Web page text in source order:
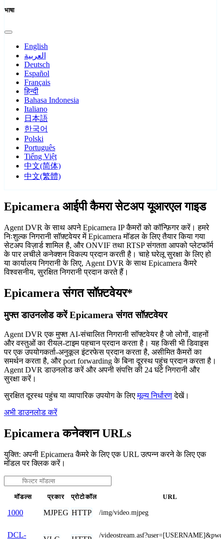
भाषा
English
العربية
Deutsch
Español
Français
हिन्दी
Bahasa Indonesia
Italiano
日本語
한국어
Polski
Português
Tiếng Việt
中文(简体)
中文(繁體)
Epicamera आईपी कैमरा सेटअप यूआरएल गाइड
Agent DVR के साथ अपने Epicamera IP कैमरों को कॉन्फ़िगर करें। हमरे
निःशुल्क निगरानी सॉफ़्टवेयर में Epicamera मॉडल के लिए तैयार किया गया
सेटअप विज़ार्ड शामिल है, और ONVIF तथा RTSP संगतता आपको प्लेटफॉर्म
के पार लचीले कनेक्शन विकल्प प्रदान करती है। चाहे घरेलू सुरक्षा के लिए हो
या कार्यालय निगरानी के लिए, Agent DVR के साथ Epicamera कैमरे
विश्वसनीय, सुरक्षित निगरानी प्रदान करते हैं।
Epicamera संगत सॉफ़्टवेयर*
मुफ्त डाउनलोड करें Epicamera संगत सॉफ़्टवेयर
Agent DVR एक मुफ्त AI-संचालित निगरानी सॉफ्टवेयर है जो लोगों, वाहनों
और वस्तुओं का रीयल-टाइम पहचान प्रदान करता है। यह किसी भी डिवाइस
पर एक उपयोगकर्ता-अनुकूल इंटरफेस प्रदान करता है, असीमित कैमरों का
समर्थन करता है, और port forwarding के बिना दूरस्थ पहुंच प्रदान करता है।
Agent DVR डाउनलोड करें और अपनी संपत्ति की 24 घंटे निगरानी और
सुरक्षा करें।
सुरक्षित दूरस्थ पहुंच या व्यापारिक उपयोग के लिएमूल्य निर्धारणदेखें।
अभी डाउनलोड करें
Epicamera कनेक्शन URLs
युक्ति: अपनी Epicamera कैमरे के लिए एक URL उत्पन्न करने के लिए एक
मॉडल पर क्लिक करें।
मॉडल्स प्रकार प्रोटोकॉल URL
1000 MJPEG HTTP /img/video.mjpeg
DCL- /